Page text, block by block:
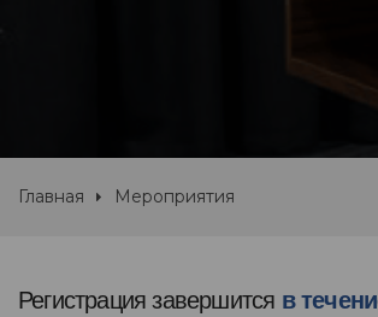
Главная Мероприятия
Регистрация завершится в